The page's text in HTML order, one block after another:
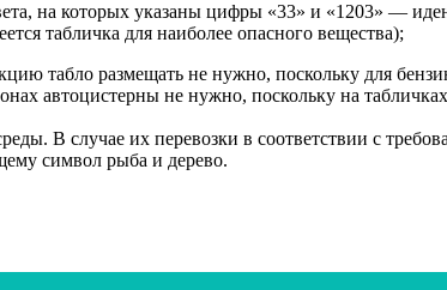
на которых указаны цифры «33» и «1203» —
табличка для наиболее опасного вещества);
табло размещать не нужно, поскольку для
автоцистерны не нужно, поскольку на
В случае их перевозки в соответствии с
символ рыба и дерево.